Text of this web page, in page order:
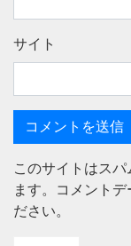
サイト
このサイトはス
ます。
コメントデ
ださい。